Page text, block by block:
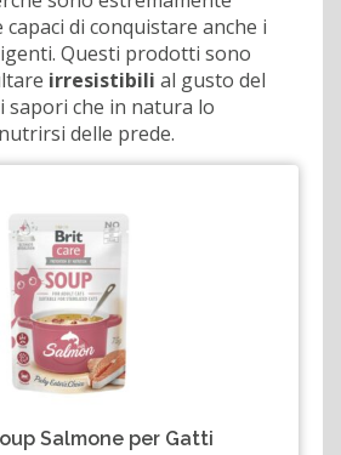
di conquistare anche i
Questi prodotti sono
irresistibili al gusto del
sapori che in natura lo
delle prede.
Salmone per Gatti